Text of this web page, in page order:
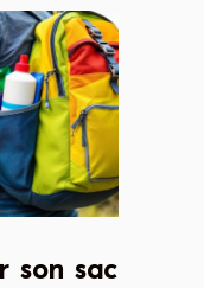
son sac